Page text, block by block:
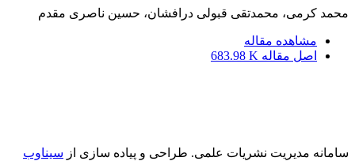
محمد کرمی، محمدتقی قبولی درافشان، حسین ناصری مقدم
مشاهده مقاله
اصل مقاله 683.98 K
سامانه مدیریت نشریات علمی. طراحی و پیاده سازی از سیناوب